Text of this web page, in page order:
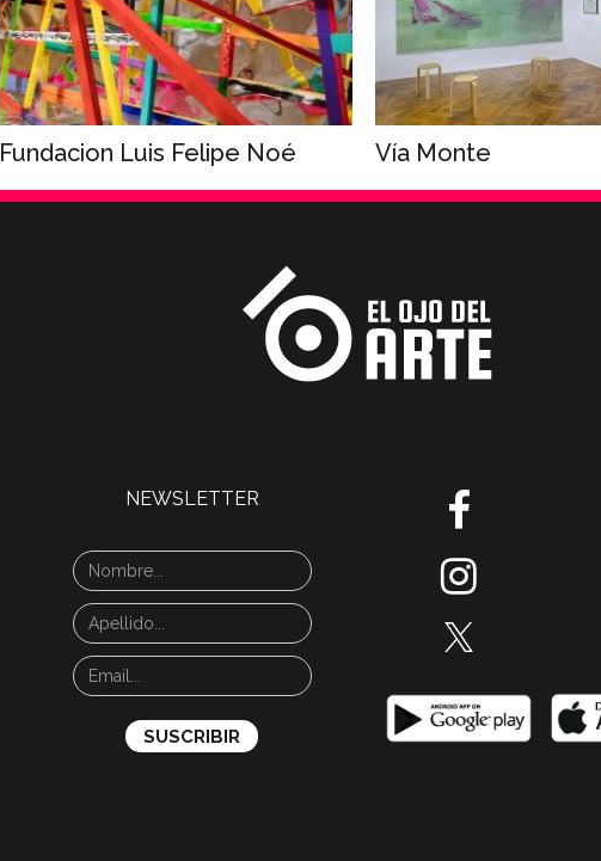
Fundacion Luis Felipe Noé Vía Monte
NEWSLETTER